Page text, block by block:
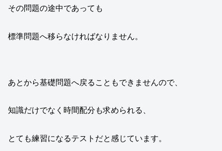
その問題の途中であっても
標準問題へ移らなければなりません。
あとから基礎問題へ戻ることもできませんので、
知識だけでなく時間配分も求められる、
とても練習になるテストだと感じています。